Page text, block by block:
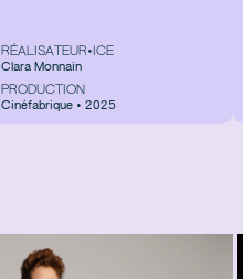
RÉALISATEUR•ICE
Clara Monnain
PRODUCTION
Cinéfabrique • 2025